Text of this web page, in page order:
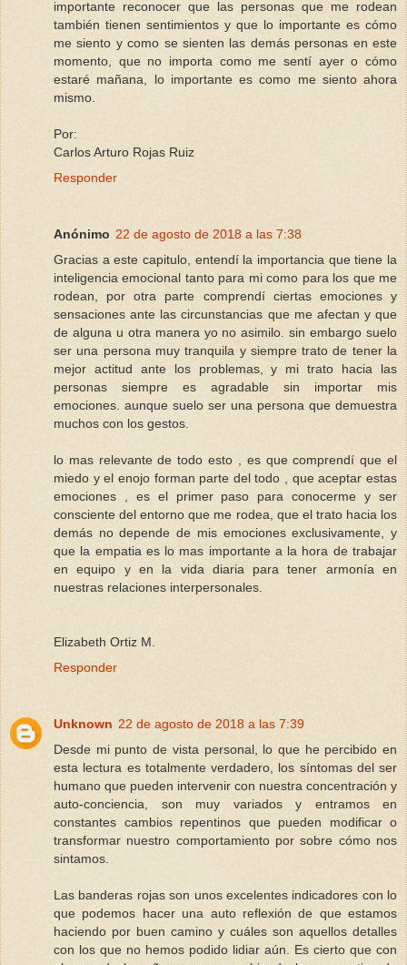
importante reconocer que las personas que me rodean
también tienen sentimientos y que lo importante es cómo
me siento y como se sienten las demás personas en este
momento, que no importa como me sentí ayer o cómo
estaré mañana, lo importante es como me siento ahora
mismo.
Por:
Carlos Arturo Rojas Ruiz
Responder
Anónimo 22 de agosto de 2018 a las 7:38
Gracias a este capitulo, entendí la importancia que tiene la
inteligencia emocional tanto para mi como para los que me
rodean, por otra parte comprendí ciertas emociones y
sensaciones ante las circunstancias que me afectan y que
de alguna u otra manera yo no asimilo. sin embargo suelo
ser una persona muy tranquila y siempre trato de tener la
mejor actitud ante los problemas, y mi trato hacia las
personas siempre es agradable sin importar mis
emociones. aunque suelo ser una persona que demuestra
muchos con los gestos.
lo mas relevante de todo esto , es que comprendí que el
miedo y el enojo forman parte del todo , que aceptar estas
emociones , es el primer paso para conocerme y ser
consciente del entorno que me rodea, que el trato hacia los
demás no depende de mis emociones exclusivamente, y
que la empatia es lo mas importante a la hora de trabajar
en equipo y en la vida diaria para tener armonía en
nuestras relaciones interpersonales.
Elizabeth Ortiz M.
Responder
Unknown 22 de agosto de 2018 a las 7:39
Desde mi punto de vista personal, lo que he percibido en
esta lectura es totalmente verdadero, los síntomas del ser
humano que pueden intervenir con nuestra concentración y
auto-conciencia, son muy variados y entramos en
constantes cambios repentinos que pueden modificar o
transformar nuestro comportamiento por sobre cómo nos
sintamos.
Las banderas rojas son unos excelentes indicadores con lo
que podemos hacer una auto reflexión de que estamos
haciendo por buen camino y cuáles son aquellos detalles
con los que no hemos podido lidiar aún. Es cierto que con